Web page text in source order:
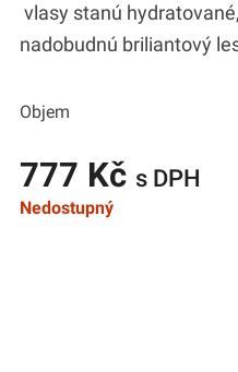
vlasy stanú
nadobudnú briliantový
Objem
777 Kč s DPH
Nedostupný